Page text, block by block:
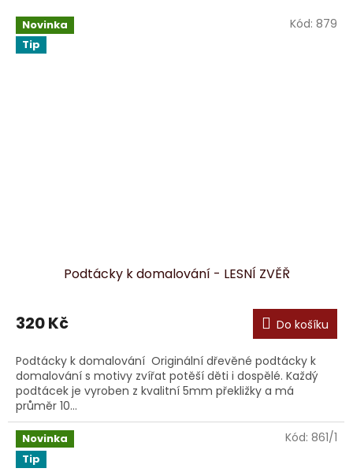
Novinka
Tip
Podtácky k domalování - LESNÍ ZVĚŘ
320 Kč Do košíku
Podtácky k domalování Originální dřevěné podtácky k
domalování s motivy zvířat potěší děti i dospělé. Každý
podtácek je vyroben z kvalitní 5mm překližky a má
průměr 10...
Kód: 879
Novinka
Tip
Kód: 861/1